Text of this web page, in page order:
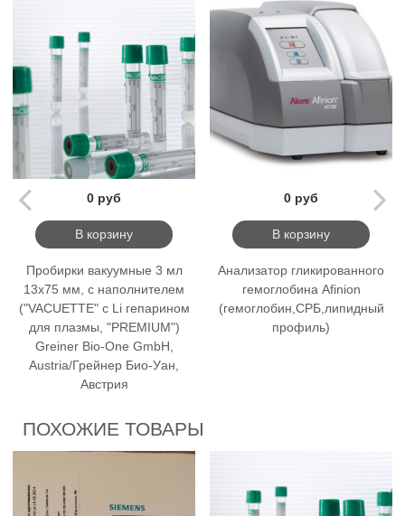
0 руб
В корзину
Пробирки вакуумные 3 мл
13х75 мм, с наполнителем
("VACUETTE" с Li гепарином
для плазмы, "PREMIUM")
Greiner Bio-One GmbH,
Austria/Грейнер Био-Уан,
Австрия
0 руб
В корзину
Анализатор гликированного
гемоглобина Afinion
(гемоглобин,СРБ,липидный
профиль)
ПОХОЖИЕ ТОВАРЫ